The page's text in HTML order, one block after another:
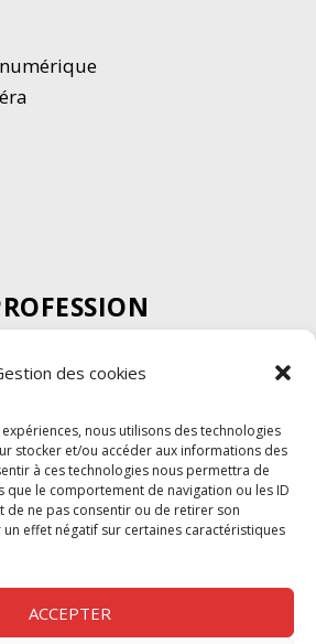
des cookies
nous utilisons des technologies
stocker et/ou accéder aux informations des
à ces technologies nous permettra de
que le comportement de navigation ou les ID
de ne pas consentir ou de retirer son
effet négatif sur certaines caractéristiques
ACCEPTER
Spectacle
visuel